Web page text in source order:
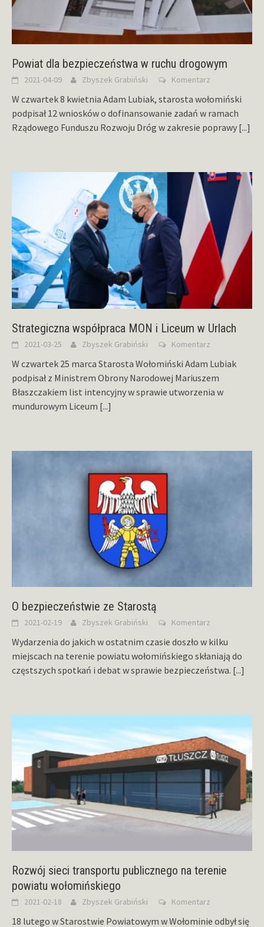
Powiat dla bezpieczeństwa w ruchu drogowym
2021-04-09 Zbyszek Grabiński Komentarz
W czwartek 8 kwietnia Adam Lubiak, starosta wołomiński
podpisał 12 wniosków o dofinansowanie zadań w ramach
Rządowego Funduszu Rozwoju Dróg w zakresie poprawy [...]
Strategiczna współpraca MON i Liceum w Urlach
2021-03-25 Zbyszek Grabiński Komentarz
W czwartek 25 marca Starosta Wołomiński Adam Lubiak
podpisał z Ministrem Obrony Narodowej Mariuszem
Błaszczakiem list intencyjny w sprawie utworzenia w
mundurowym Liceum [...]
O bezpieczeństwie ze Starostą
2021-02-19 Zbyszek Grabiński Komentarz
Wydarzenia do jakich w ostatnim czasie doszło w kilku
miejscach na terenie powiatu wołomińskiego skłaniają do
częstszych spotkań i debat w sprawie bezpieczeństwa. [...]
Rozwój sieci transportu publicznego na terenie
powiatu wołomińskiego
2021-02-18 Zbyszek Grabiński Komentarz
18 lutego w Starostwie Powiatowym w Wołominie odbył się